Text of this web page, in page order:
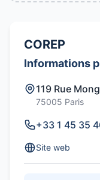
COREP
Informations
119 Rue
75005 Paris
+33 1 45 35
Site web